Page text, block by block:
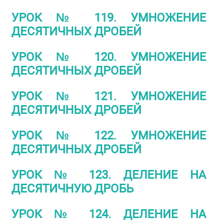
УРОК № 119. УМНОЖЕНИЕ
ДЕСЯТИЧНЫХ ДРОБЕЙ
УРОК № 120. УМНОЖЕНИЕ
ДЕСЯТИЧНЫХ ДРОБЕЙ
УРОК № 121. УМНОЖЕНИЕ
ДЕСЯТИЧНЫХ ДРОБЕЙ
УРОК № 122. УМНОЖЕНИЕ
ДЕСЯТИЧНЫХ ДРОБЕЙ
УРОК № 123. ДЕЛЕНИЕ НА
ДЕСЯТИЧНУЮ ДРОБЬ
УРОК № 124. ДЕЛЕНИЕ НА